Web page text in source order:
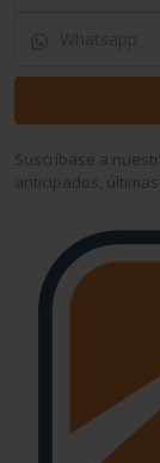
Suscríbase a
anticipados,